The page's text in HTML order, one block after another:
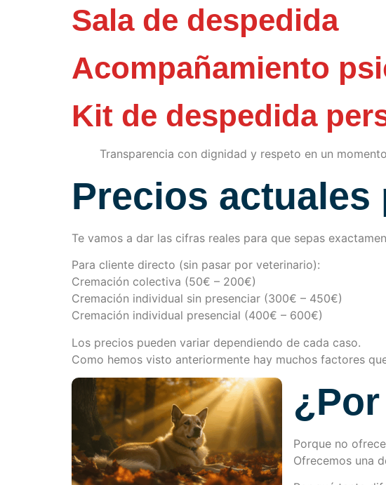
Sala de despedida
Acompañamiento
Kit de despedida
Transparencia con dignidad y respeto en un
Precios
Te vamos a dar las cifras reales para que sepas
Para cliente directo (sin pasar por veterinario):
Cremación colectiva (50€ – 200€)
Cremación individual sin presenciar (300€ – 450€)
Cremación individual presencial (400€ – 600€)
Los precios pueden variar dependiendo de cada caso.
Como hemos visto anteriormente hay muchos factores
Porque no
Ofrecemos una